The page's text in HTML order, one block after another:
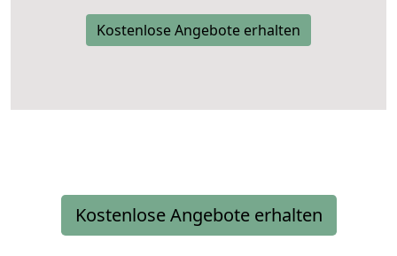
Kostenlose Angebote erhalten
Kostenlose Angebote erhalten